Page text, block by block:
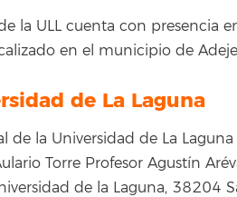
la ULL cuenta con presencia
en el municipio de
de La Laguna
de la Universidad de La
Torre Profesor Agustín
de la Laguna, 38204